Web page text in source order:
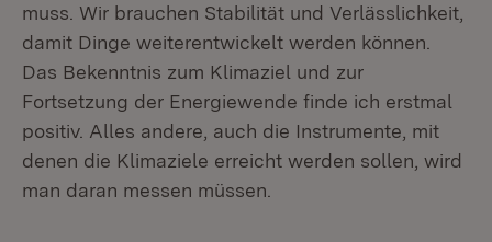
muss. Wir brauchen Stabilität und Verlässlichkeit,
damit Dinge weiterentwickelt werden können.
Das Bekenntnis zum Klimaziel und zur
Fortsetzung der Energiewende finde ich erstmal
positiv. Alles andere, auch die Instrumente, mit
denen die Klimaziele erreicht werden sollen, wird
man daran messen müssen.